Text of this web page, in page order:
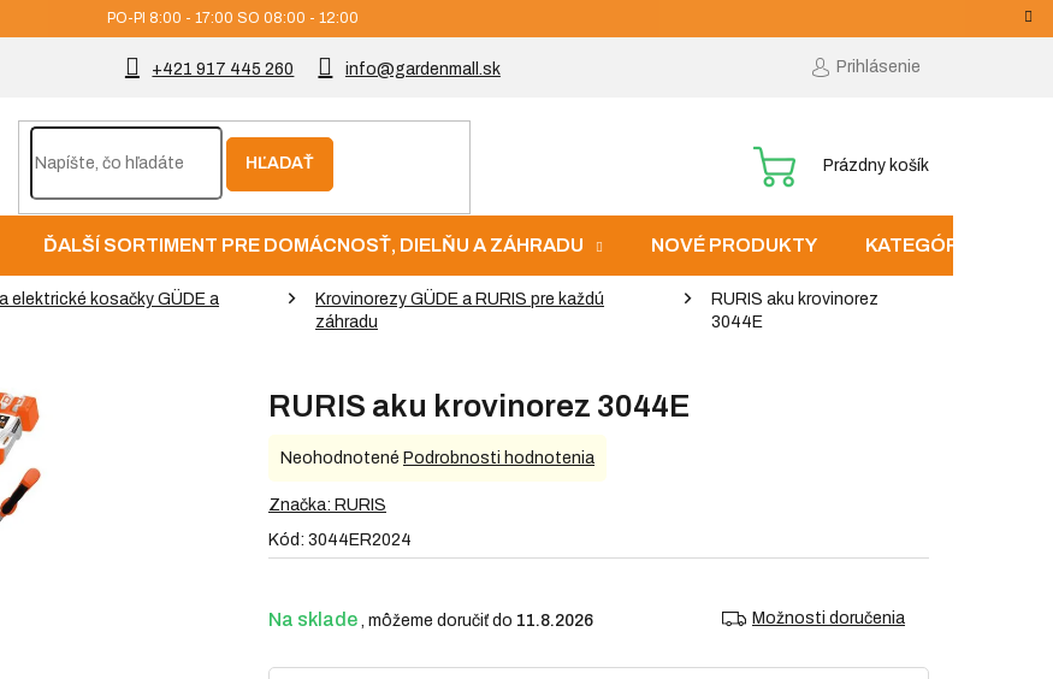
PO-PI 8:00 - 17:00 SO 08:00 - 12:00
+421 917 445 260 info@gardenmall.sk Prihlásenie
HĽADAŤ
NÁKUPNÝ
Prázdny košík
ĎALŠÍ SORTIMENT PRE DOMÁCNOSŤ, DIELŇU A ZÁHRADU NOVÉ PRODUKTY KATEGÓRIE
elektrické kosačky GÜDE a
Krovinorezy GÜDE a RURIS pre každú
záhradu
RURIS aku krovinorez
3044E
RURIS aku krovinorez 3044E
Kód: 3044ER2024
Na sklade 11.8.2026 Možnosti doručenia
Priemerné
produktu
0,0
hviezdičiek.
Neohodnotené Podrobnosti hodnotenia
Značka: RURIS